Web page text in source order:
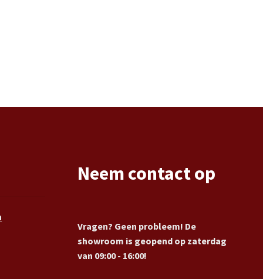
Neem contact op
Vragen? Geen probleem! De
showroom is geopend op zaterdag
van 09:00 - 16:00!